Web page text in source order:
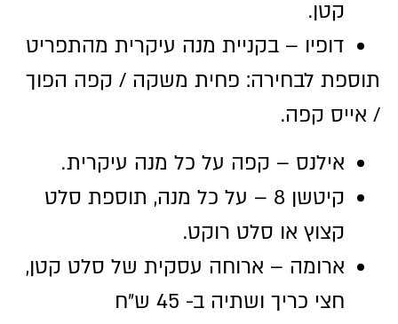
קטן.
דופיו – בקניית מנה עיקרית מהתפריט
תוספת לבחירה: פחית משקה / קפה הפוך
/ אייס קפה.
אילנס – קפה על כל מנה עיקרית.
קיטשן 8 – על כל מנה, תוספת סלט
קצוץ או סלט רוקט.
ארומה – ארוחה עסקית של סלט קטן,
חצי כריך ושתיה ב- 45 ש״ח